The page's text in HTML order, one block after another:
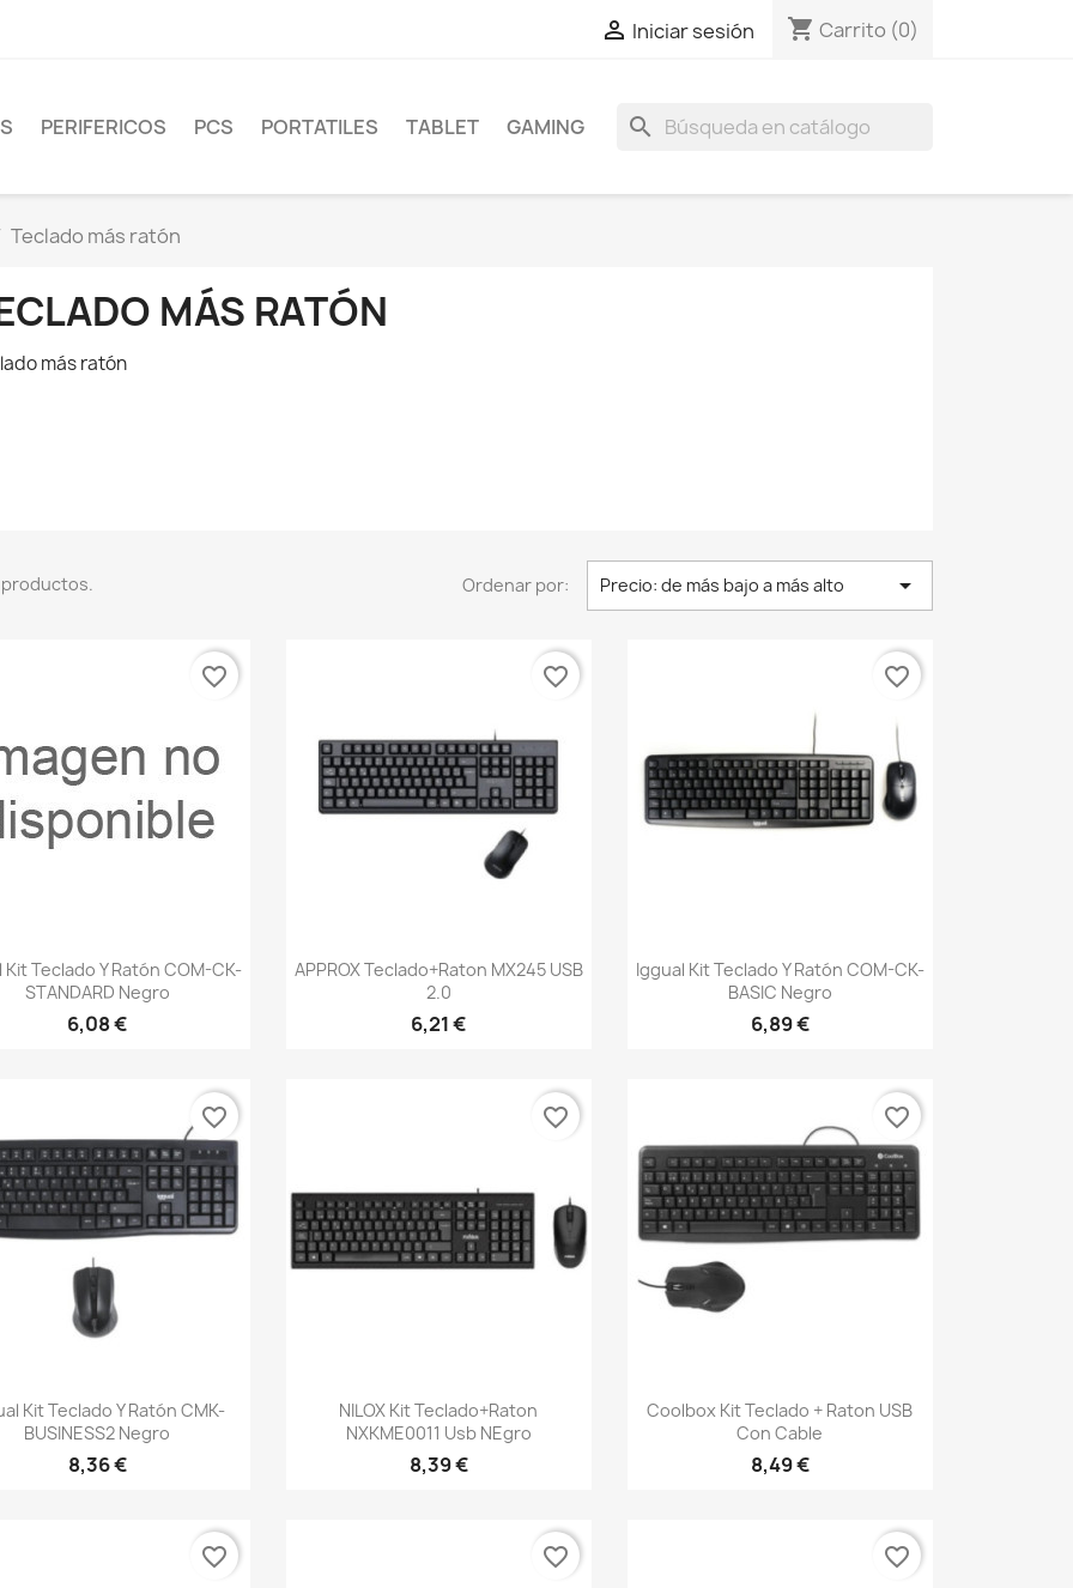
 Iniciar sesión shopping_cart Carrito (0)
PERIFERICOS PCS PORTATILES TABLET GAMING search
Teclado más ratón
MÁS RATÓN
más ratón
productos. Ordenar por: Precio: de más bajo a más alto 
Vista rápida
Kit Teclado Y Ratón COM-CK-
STANDARD Negro
6,08 €
favorite_border
Vista rápida
APPROX Teclado+Raton MX245 USB
2.0
6,21 €
favorite_border
Vista rápida
Iggual Kit Teclado Y Ratón COM-CK-
BASIC Negro
6,89 €
favorite_border
Vista rápida
Kit Teclado Y Ratón CMK-
BUSINESS2 Negro
8,36 €
favorite_border
Vista rápida
NILOX Kit Teclado+raton
NXKME0011 Usb NEgro
8,39 €
favorite_border
Vista rápida
Coolbox Kit Teclado + Raton USB
Con Cable
8,49 €
favorite_border
favorite_border favorite_border favorite_border